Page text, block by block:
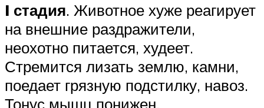
I стадия. Животное хуже реагирует
на внешние раздражители,
неохотно питается, худеет.
Стремится лизать землю, камни,
поедает грязную подстилку, навоз.
Тонус мышц понижен.